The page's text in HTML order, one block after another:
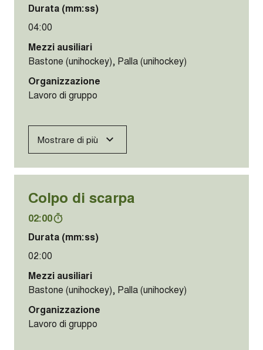
Durata (mm:ss)
04:00
Mezzi ausiliari
Bastone (unihockey), Palla (unihockey)
Organizzazione
Lavoro di gruppo
Mostrare di più
Colpo di scarpa
02:00
Durata (mm:ss)
02:00
Mezzi ausiliari
Bastone (unihockey), Palla (unihockey)
Organizzazione
Lavoro di gruppo